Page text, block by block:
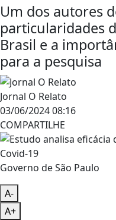
Um dos autores
particularidades
Brasil e a
para a pesquisa
Jornal O Relato
03/06/2024 08:16
COMPARTILHE
Governo de São Paulo
A-
A+